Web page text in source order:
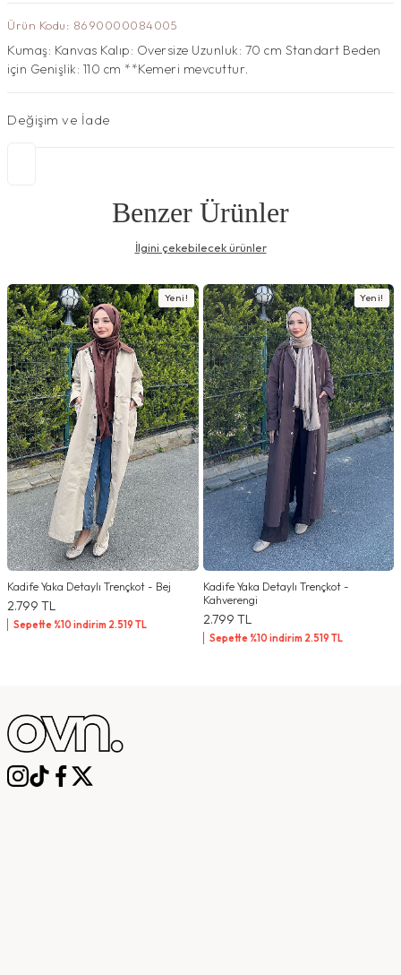
Ürün Kodu: 8690000084005
Kumaş: Kanvas Kalıp: Oversize Uzunluk: 70 cm Standart Beden
için Genişlik: 110 cm **Kemeri mevcuttur.
Değişim ve İade
Benzer Ürünler
İlgini çekebilecek ürünler
Yeni!
Kadife Yaka Detaylı Trençkot - Bej
2.799 TL
Sepette %10 indirim 2.519 TL
Yeni!
Kadife Yaka Detaylı Trençkot -
Kahverengi
2.799 TL
Sepette %10 indirim 2.519 TL